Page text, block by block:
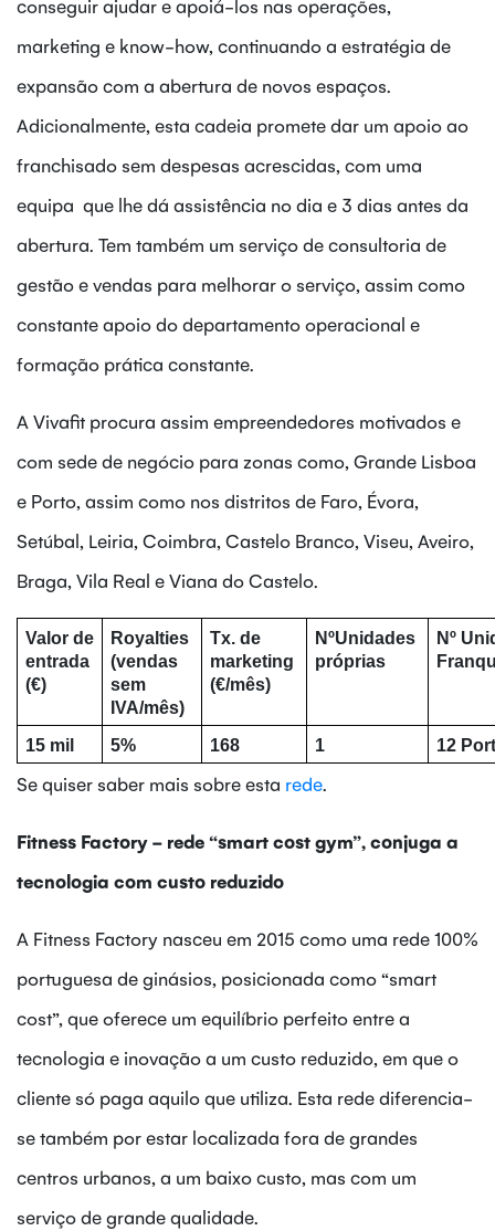
conseguir ajudar e apoiá-los nas operações,
marketing e know-how, continuando a estratégia de
expansão com a abertura de novos espaços.
Adicionalmente, esta cadeia promete dar um apoio ao
franchisado sem despesas acrescidas, com uma
equipa que lhe dá assistência no dia e 3 dias antes da
abertura. Tem também um serviço de consultoria de
gestão e vendas para melhorar o serviço, assim como
constante apoio do departamento operacional e
formação prática constante.
A Vivafit procura assim empreendedores motivados e
com sede de negócio para zonas como, Grande Lisboa
e Porto, assim como nos distritos de Faro, Évora,
Setúbal, Leiria, Coimbra, Castelo Branco, Viseu, Aveiro,
Braga, Vila Real e Viana do Castelo.
Valor de
entrada
(€)
Royalties
(vendas
sem
IVA/mês)
Tx. de
marketing
(€/mês)
NºUnidades
próprias
Nº
15 mil 5% 168 1 12
Se quiser saber mais sobre esta rede.
Fitness Factory - rede “smart cost gym”, conjuga a
tecnologia com custo reduzido
A Fitness Factory nasceu em 2015 como uma rede 100%
portuguesa de ginásios, posicionada como “smart
cost”, que oferece um equilíbrio perfeito entre a
tecnologia e inovação a um custo reduzido, em que o
cliente só paga aquilo que utiliza. Esta rede diferencia-
se também por estar localizada fora de grandes
centros urbanos, a um baixo custo, mas com um
serviço de grande qualidade.